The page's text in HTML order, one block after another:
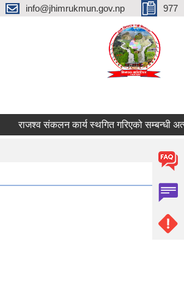
info@jhimrukmun.gov.np 977
राजश्व संकलन कार्य स्थगित गरिएको सम्बन्धी अत्यन्तै